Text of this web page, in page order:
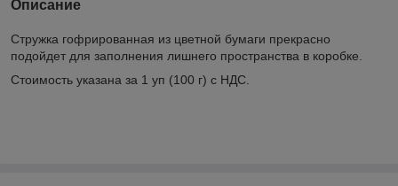
Описание
Стружка гофрированная из цветной бумаги прекрасно
подойдет для заполнения лишнего пространства в коробке.
Стоимость указана за 1 уп (100 г) с НДС.